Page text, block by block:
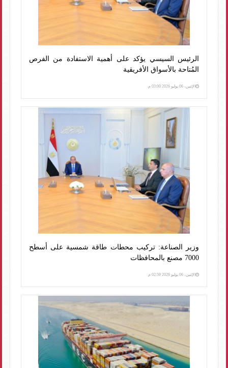
الرئيس السيسي يؤكد على أهمية الاستفادة من الفرص
المُتاحة بالأسواق الأفريقية
الإثنين، 06 يوليو 2026 03:00 م
وزير الصناعة: تركيب محطات طاقة شمسية على أسطح
7000 مصنع بالمحافظات
الإثنين، 06 يوليو 2026 02:59 م